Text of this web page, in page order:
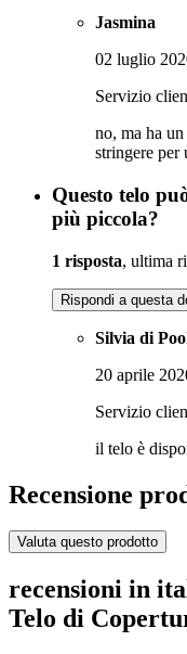
Jasmina
02 luglio
Servizio
no, ma ha
stringere per
Questo telo
più piccola?
1 risposta, ultima
Rispondi a questa
Silvia di
20 aprile
Servizio
il telo è
Recensione
Valuta questo prodotto
recensioni in
Telo di